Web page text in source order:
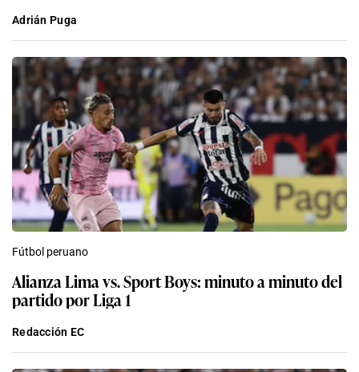
Adrián Puga
Fútbol peruano
Alianza Lima vs. Sport Boys: minuto a minuto del
partido por Liga 1
Redacción EC